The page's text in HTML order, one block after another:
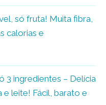
só fruta! Muita fibra,
calorias e
3 ingredientes – Delícia
e leite! Fácil, barato e